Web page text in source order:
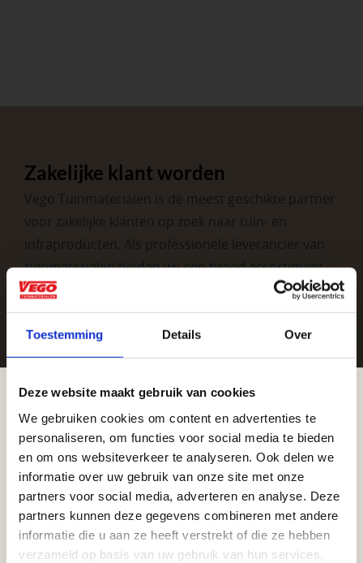
Toestemming Details Over
Deze website maakt gebruik van cookies
We gebruiken cookies om content en advertenties te
personaliseren, om functies voor social media te bieden
en om ons websiteverkeer te analyseren. Ook delen we
informatie over uw gebruik van onze site met onze
partners voor social media, adverteren en analyse. Deze
partners kunnen deze gegevens combineren met andere
informatie die u aan ze heeft verstrekt of die ze hebben
verzameld op basis van uw gebruik van hun services.
Zakelijke klant worden
Vego Tuinmaterialen is de meest geschikte partner
voor zakelijke klanten op zoek naar tuin- en
infraproducten. Als professionele leverancier van
tuinmaterialen bieden wij een breed assortiment
aan producten van topkwaliteit. Lees meer over de
zakelijke mogelijkheden.
Vrijblijvend advies?
Geen probleem, wij hebben alles voor uw
Aangepaste openingstijden tijdens de
vakantieperiode
Waardenburg en Vego Dordrecht hanteren tijdens
de vakantieperiode aangepaste openingstijden op
zaterdag. Bekijk de vestigingspagina voor de